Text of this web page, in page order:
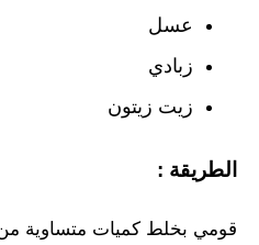
عسل
زبادي
زيت زيتون
الطريقة :
قومي بخلط كميات متساوية من